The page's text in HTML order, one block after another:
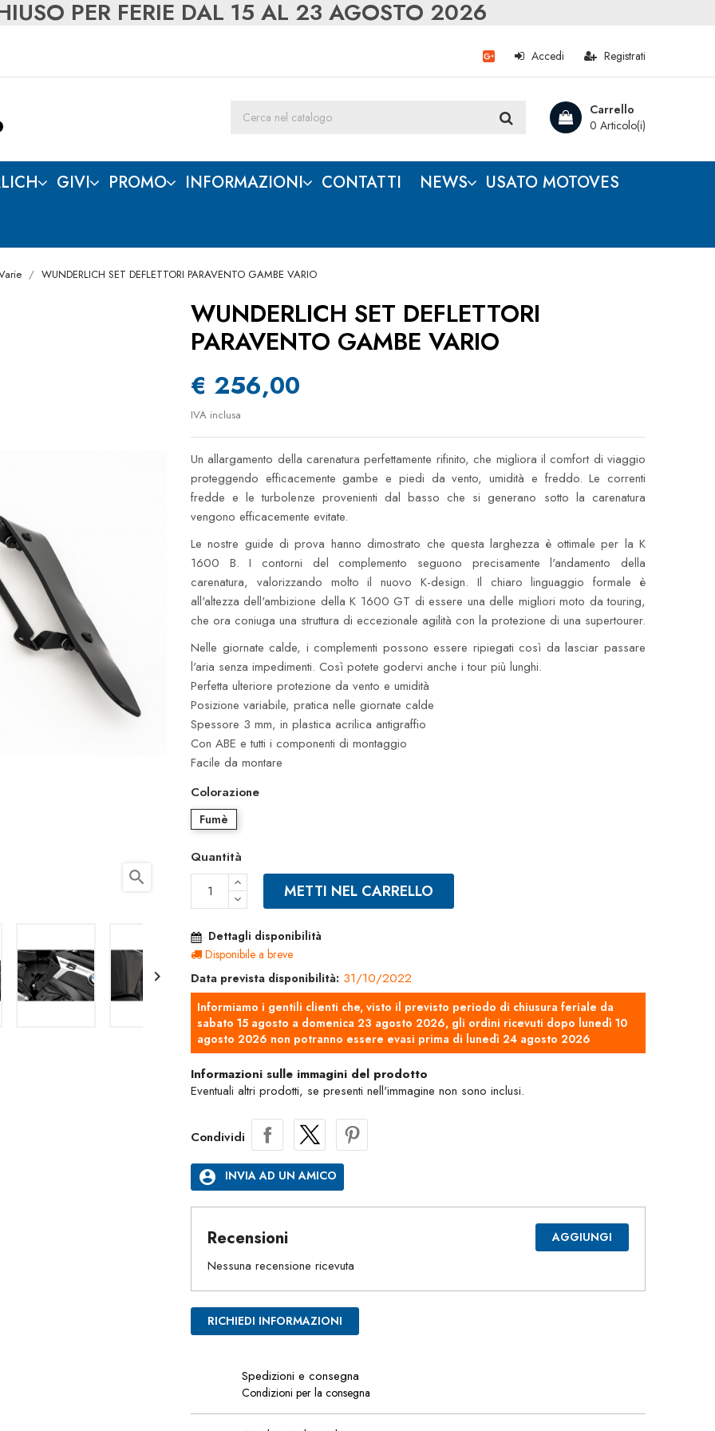
PER FERIE DAL 15 AL 23 AGOSTO 2026
Registrati
Accedi
Carrello
0 Articolo(i)
GIVI PROMO INFORMAZIONI CONTATTI NEWS USATO MOTOVES
WUNDERLICH SET DEFLETTORI PARAVENTO GAMBE VARIO
search

WUNDERLICH SET DEFLETTORI
PARAVENTO GAMBE VARIO
€ 256,00
IVA inclusa
Un allargamento della carenatura perfettamente rifinito, che migliora il comfort di viaggio
proteggendo efficacemente gambe e piedi da vento, umidità e freddo. Le correnti
fredde e le turbolenze provenienti dal basso che si generano sotto la carenatura
vengono efficacemente evitate.
Le nostre guide di prova hanno dimostrato che questa larghezza è ottimale per la K
1600 B. I contorni del complemento seguono precisamente l'andamento della
carenatura, valorizzando molto il nuovo K-design. Il chiaro linguaggio formale è
all'altezza dell'ambizione della K 1600 GT di essere una delle migliori moto da touring,
che ora coniuga una struttura di eccezionale agilità con la protezione di una supertourer.
Nelle giornate calde, i complementi possono essere ripiegati così da lasciar passare
l'aria senza impedimenti. Così potete godervi anche i tour più lunghi.
Perfetta ulteriore protezione da vento e umidità
Posizione variabile, pratica nelle giornate calde
Spessore 3 mm, in plastica acrilica antigraffio
Con ABE e tutti i componenti di montaggio
Facile da montare
Colorazione
Fumè
Quantità
METTI NEL CARRELLO
Dettagli disponibilità
Disponibile a breve
Data prevista disponibilità: 31/10/2022
Informiamo i gentili clienti che, visto il previsto periodo di chiusura feriale da
sabato 15 agosto a domenica 23 agosto 2026, gli ordini ricevuti dopo lunedì 10
agosto 2026 non potranno essere evasi prima di lunedì 24 agosto 2026
Informazioni sulle immagini del prodotto
Eventuali altri prodotti, se presenti nell'immagine non sono inclusi.
Condividi
account_circle INVIA AD UN AMICO
Recensioni AGGIUNGI
Nessuna recensione ricevuta
RICHIEDI INFORMAZIONI
Spedizioni e consegna
Condizioni per la consegna